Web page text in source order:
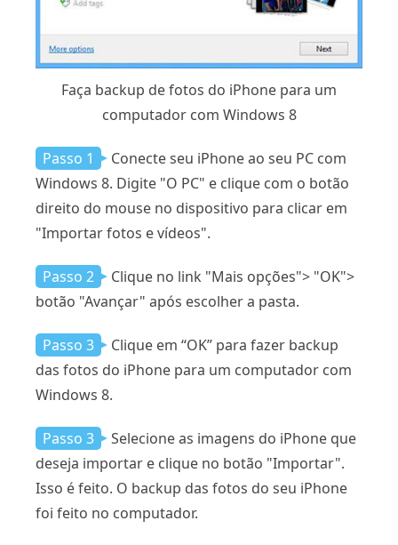
Faça backup de fotos do iPhone para um
computador com Windows 8
Passo 1
Conecte seu iPhone ao seu PC com
Windows 8. Digite "O PC" e clique com o botão
direito do mouse no dispositivo para clicar em
"Importar fotos e vídeos".
Passo 2
Clique no link "Mais opções"> "OK">
botão "Avançar" após escolher a pasta.
Passo 3
Clique em “OK” para fazer backup
das fotos do iPhone para um computador com
Windows 8.
Passo 3
Selecione as imagens do iPhone que
deseja importar e clique no botão "Importar".
Isso é feito. O backup das fotos do seu iPhone
foi feito no computador.